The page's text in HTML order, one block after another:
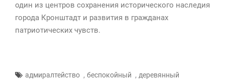
один из центров сохранения исторического наследия
города Кронштадт и развития в гражданах
патриотических чувств.
адмиралтейство , беспокойный , деревянный